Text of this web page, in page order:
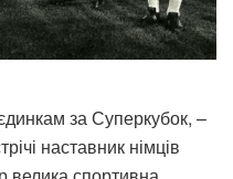
за Суперкубок, –
наставник німців